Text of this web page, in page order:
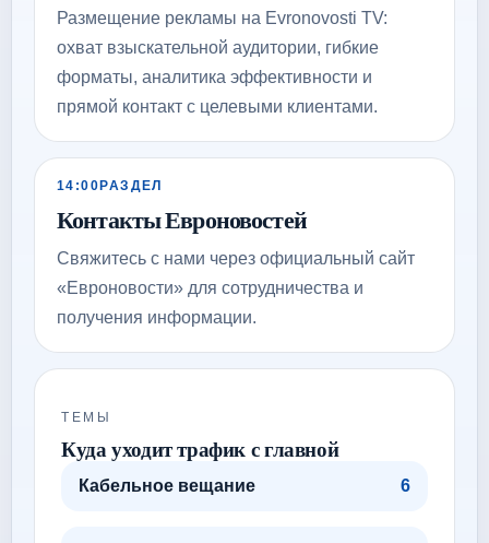
Размещение рекламы на Evronovosti TV:
охват взыскательной аудитории, гибкие
форматы, аналитика эффективности и
прямой контакт с целевыми клиентами.
14:00 РАЗДЕЛ
Контакты Евроновостей
Свяжитесь с нами через официальный сайт
«Евроновости» для сотрудничества и
получения информации.
ТЕМЫ
Куда уходит трафик с главной
Кабельное вещание 6